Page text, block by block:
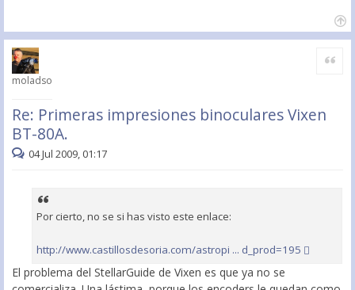
moladso
Re: Primeras impresiones binoculares Vixen
BT-80A.
Citar
04 Jul 2009, 01:17
Por cierto, no se si has visto este enlace:
http://www.castillosdesoria.com/astropi ... d_prod=195
El problema del StellarGuide de Vixen es que ya no se